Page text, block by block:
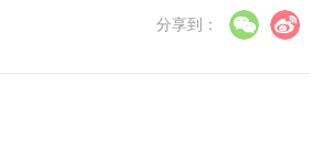
分享到：